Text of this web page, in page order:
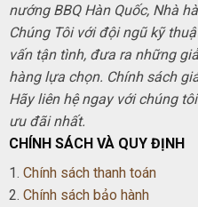
nướng BBQ Hàn Quốc, Nhà
Chúng Tôi với đội ngũ kỹ
vấn tận tình, đưa ra những
hàng lựa chọn. Chính sách
Hãy liên hệ ngay với chúng
ưu đãi nhất.
CHÍNH SÁCH VÀ QUY ĐỊNH
1. Chính sách thanh toán
2. Chính sách bảo hành